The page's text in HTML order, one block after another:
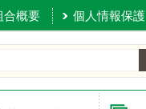
合概要 個人情報保護